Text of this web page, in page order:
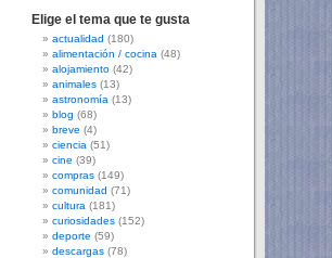
Elige el tema que te gusta
actualidad (180)
alimentación / cocina (48)
alojamiento (42)
animales (13)
astronomía (13)
blog (68)
breve (4)
ciencia (51)
cine (39)
compras (149)
comunidad (71)
cultura (181)
curiosidades (152)
deporte (59)
descargas (78)